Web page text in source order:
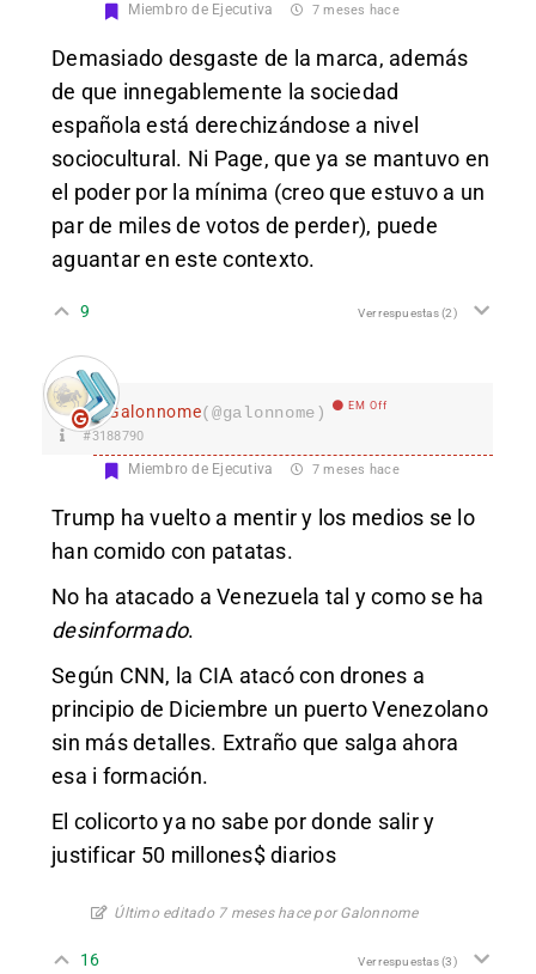
Miembro de Ejecutiva 7 meses hace
Demasiado desgaste de la marca, además
de que innegablemente la sociedad
española está derechizándose a nivel
sociocultural. Ni Page, que ya se mantuvo en
el poder por la mínima (creo que estuvo a un
par de miles de votos de perder), puede
aguantar en este contexto.
9 Ver respuestas(2)
Galonnome(@galonnome) EM Off
#3188790
Miembro de Ejecutiva 7 meses hace
Trump ha vuelto a mentir y los medios se lo
han comido con patatas.
No ha atacado a Venezuela tal y como se ha
desinformado.
Según CNN, la CIA atacó con drones a
principio de Diciembre un puerto Venezolano
sin más detalles. Extraño que salga ahora
esa i formación.
El colicorto ya no sabe por donde salir y
justificar 50 millones$ diarios
Último editado 7 meses hace por Galonnome
16 Ver respuestas(3)